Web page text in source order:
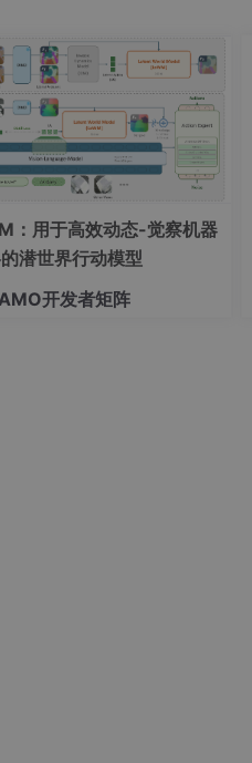
桥杯难一些
：用于高效动态-觉察机器
潜世界行动模型
开发者矩阵